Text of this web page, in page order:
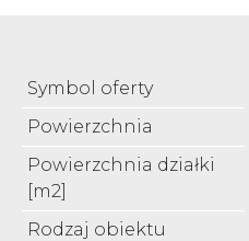
Symbol oferty
Powierzchnia
Powierzchnia działki
[m2]
Rodzaj obiektu